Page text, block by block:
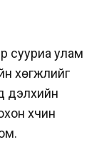
сууриа улам
хөгжлийг
дэлхийн
хүчин